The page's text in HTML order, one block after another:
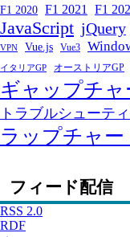
F1 2020 F1 2021 F1
JavaScript jQuery
VPN Vue.js Vue3
イタリアGP オーストリアGP
ギャップチャ
トラブルシューテ
ラップチャー
フィード配信
RSS 2.0
RDF